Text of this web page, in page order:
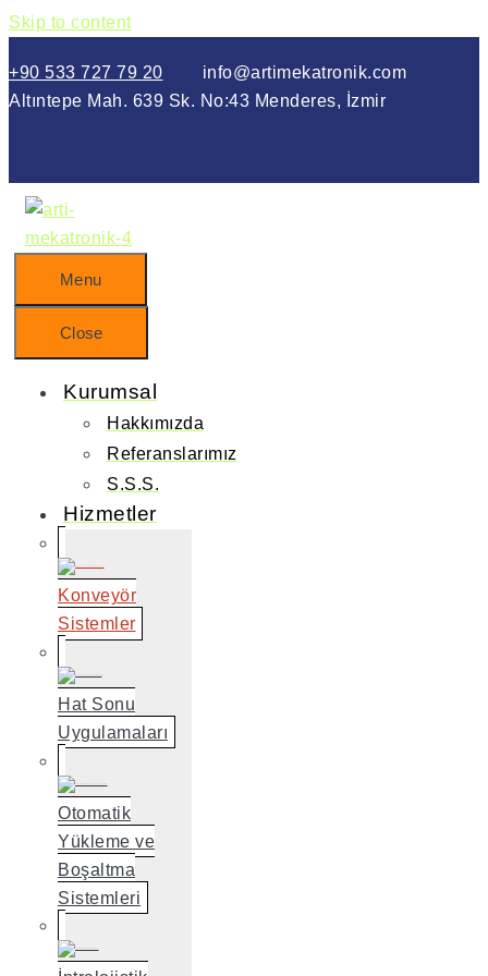
Skip to content
+90 533 727 79 20 info@artimekatronik.com
Altıntepe Mah. 639 Sk. No:43 Menderes, İzmir
Menu
Close
Kurumsal
Hakkımızda
Referanslarımız
S.S.S.
Hizmetler
Konveyör
Sistemler
Hat Sonu
Uygulamaları
Otomatik
Yükleme ve
Boşaltma
Sistemleri